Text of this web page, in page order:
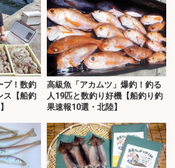
プ！数釣
ス【船釣
高級魚「アカムツ」爆釣！釣る
人19匹と数釣り好機【船釣り釣
果速報10選・北陸】